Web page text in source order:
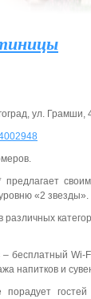
ул. Грамши,
«2 звезды».
различных
– бесплатный
напитков и
порадует